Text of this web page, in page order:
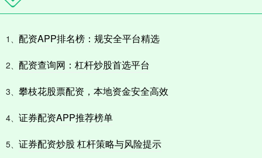
1、 配资APP排名榜：规安全平台精选
2、 配资查询网：杠杆炒股首选平台
3、 攀枝花股票配资，本地资金安全高效
4、 证券配资APP推荐榜单
5、 证券配资炒股 杠杆策略与风险提示